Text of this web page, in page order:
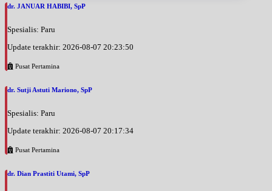
dr. JANUAR HABIBI, SpP
Spesialis: Paru
Update terakhir: 2026-08-07 20:23:50
Pusat Pertamina
dr. Sutji Astuti Mariono, SpP
Spesialis: Paru
Update terakhir: 2026-08-07 20:17:34
Pusat Pertamina
dr. Dian Prastiti Utami, SpP